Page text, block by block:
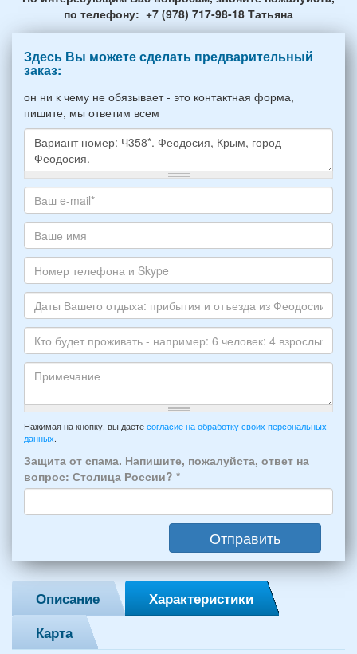
по телефону: +7 (978) 717-98-18 Татьяна
Здесь Вы можете сделать предварительный
заказ:
он ни к чему не обязывает - это контактная форма,
пишите, мы ответим всем
Какое
жилье
хотите
снять,
укажите
пожалуйста
НОМЕР
варианта:
*
Ваш
адрес
электронной
почты
*
Ваше
имя
Номер
телефона
и
Skype
Даты
Вашего
отдыха:
прибытия
отъезда
из
Феодосии:
*
Кто
будет
-
например:
6
человек:
4
взрослых
и
2
детей
(возраст
и
Примечание
Нажимая на кнопку, вы даете согласие на обработку своих персональных
данных
Защита от спама. Напишите, пожалуйста, ответ на
вопрос: Столица России? *
Отправить
Описание
Характеристики
Карта